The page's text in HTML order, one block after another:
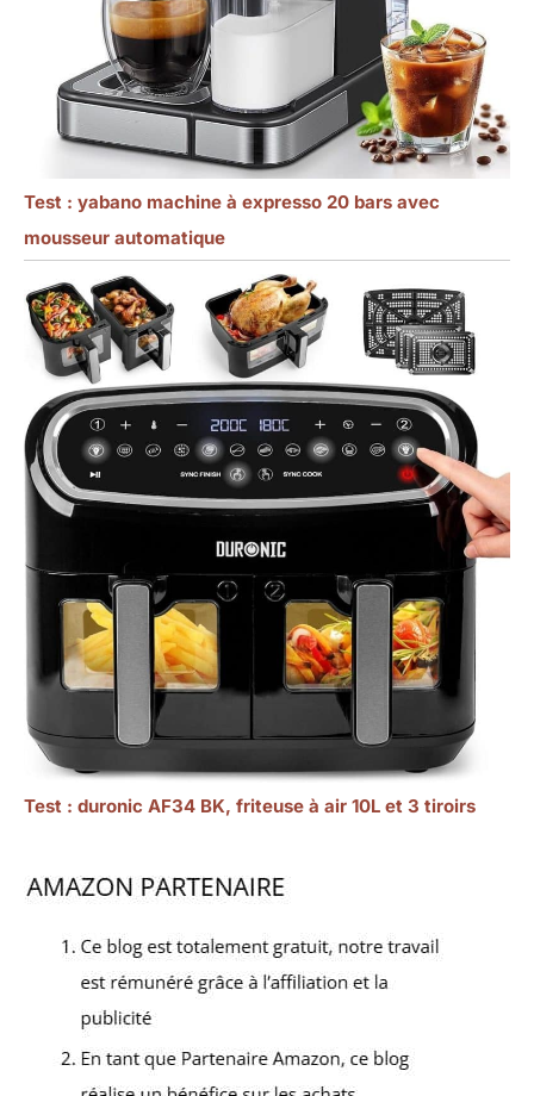
Test : yabano machine à expresso 20 bars avec
mousseur automatique
Test : duronic AF34 BK, friteuse à air 10L et 3 tiroirs